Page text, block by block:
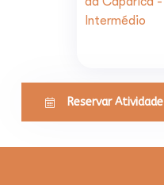
Reservar Atividade